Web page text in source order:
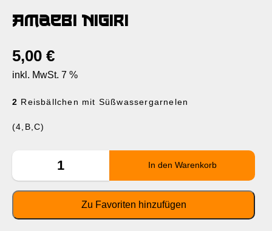
Amaebi Nigiri
5,00 €
inkl. MwSt. 7 %
2 Reisbällchen mit Süßwassergarnelen
(4,B,C)